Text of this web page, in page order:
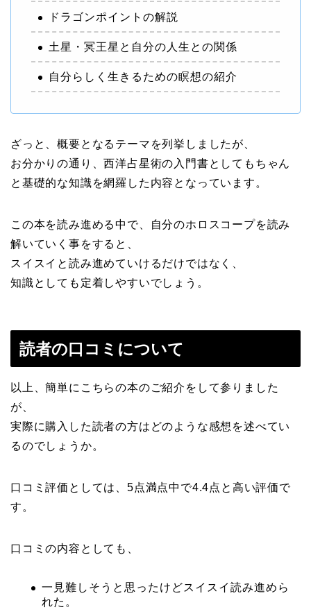
ドラゴンポイントの解説
土星・冥王星と自分の人生との関係
自分らしく生きるための瞑想の紹介
ざっと、概要となるテーマを列挙しましたが、
お分かりの通り、西洋占星術の入門書としてもちゃん
と基礎的な知識を網羅した内容となっています。
この本を読み進める中で、自分のホロスコープを読み
解いていく事をすると、
スイスイと読み進めていけるだけではなく、
知識としても定着しやすいでしょう。
読者の口コミについて
以上、簡単にこちらの本のご紹介をして参りました
が、
実際に購入した読者の方はどのような感想を述べてい
るのでしょうか。
口コミ評価としては、5点満点中で4.4点と高い評価で
す。
口コミの内容としても、
一見難しそうと思ったけどスイスイ読み進めら
れた。